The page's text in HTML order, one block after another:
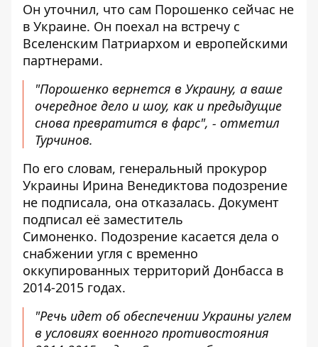
Он уточнил, что сам Порошенко сейчас не
в Украине. Он поехал на встречу с
Вселенским Патриархом и европейскими
партнерами.
"Порошенко вернется в Украину, а ваше
очередное дело и шоу, как и предыдущие
снова превратится в фарс", - отметил
Турчинов.
По его словам, генеральный прокурор
Украины Ирина Венедиктова подозрение
не подписала, она отказалась. Документ
подписал её заместитель
Симоненко. Подозрение касается дела о
снабжении угля с временно
оккупированных территорий Донбасса в
2014-2015 годах.
"Речь идет об обеспечении Украины углем
в условиях военного противостояния